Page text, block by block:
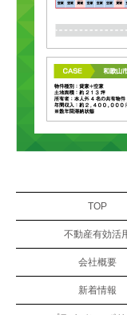
TOP
不動産有効活
会社概要
新着情報